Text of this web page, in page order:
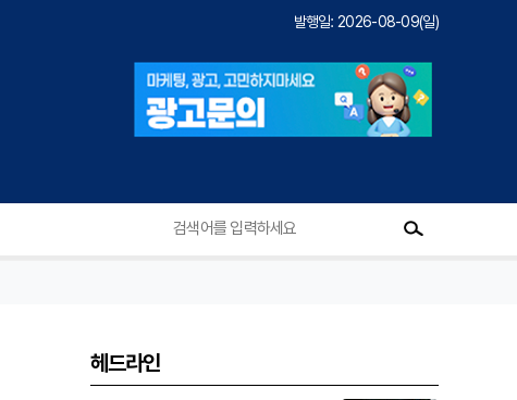
발행일: 2026-08-09(일)
헤드라인